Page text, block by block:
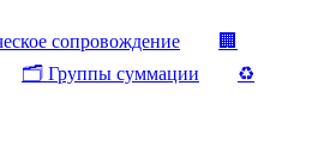
сопровождение
🏢
🗂️ Группы суммации
♻️